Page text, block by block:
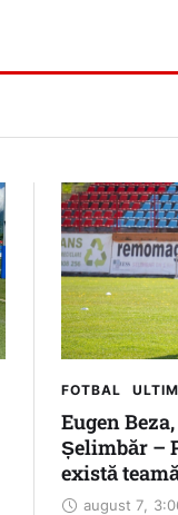
FOTBAL
Eugen
Șelimbăr –
există
vom juca la
august 7